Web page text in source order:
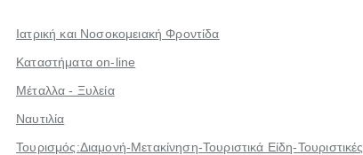
Ιατρική και Νοσοκομειακή Φροντίδα
Καταστήματα on-line
Μέταλλα - Ξυλεία
Ναυτιλία
Τουρισμός:Διαμονή-Μετακίνηση-Τουριστικά Είδη-Τουριστικές